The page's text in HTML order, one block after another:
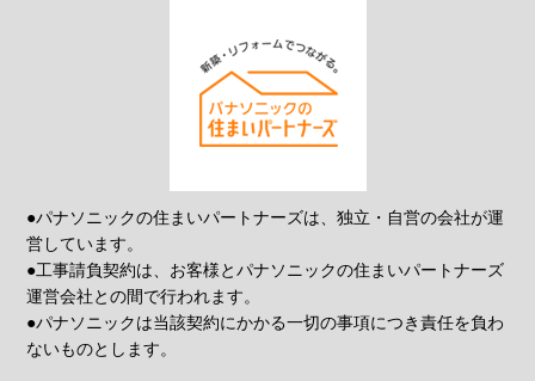
●パナソニックの住まいパートナーズは、独立・自営の会社が運
営しています。
●工事請負契約は、お客様とパナソニックの住まいパートナーズ
運営会社との間で行われます。
●パナソニックは当該契約にかかる一切の事項につき責任を負わ
ないものとします。